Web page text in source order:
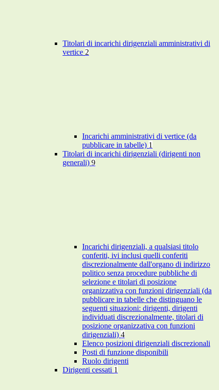
Titolari di incarichi dirigenziali amministrativi di
vertice 2
Incarichi amministrativi di vertice (da
pubblicare in tabelle) 1
Titolari di incarichi dirigenziali (dirigenti non
generali) 9
Incarichi dirigenziali, a qualsiasi titolo
conferiti, ivi inclusi quelli conferiti
discrezionalmente dall'organo di indirizzo
politico senza procedure pubbliche di
selezione e titolari di posizione
organizzativa con funzioni dirigenziali (da
pubblicare in tabelle che distinguano le
seguenti situazioni: dirigenti, dirigenti
individuati discrezionalmente, titolari di
posizione organizzativa con funzioni
dirigenziali) 4
Elenco posizioni dirigenziali discrezionali
Posti di funzione disponibili
Ruolo dirigenti
Dirigenti cessati 1